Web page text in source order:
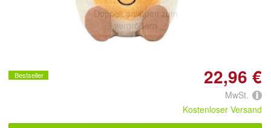
Doppelt antippen zum
vergrößern
Bestseller 22,96 €
MwSt.
Kostenloser Versand